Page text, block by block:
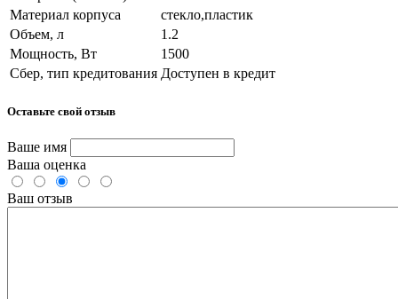
Материал корпуса
стекло,пластик
Объем, л
1.2
Мощность, Вт
1500
Сбер, тип кредитования Доступен в кредит
Оставьте свой отзыв
Ваше имя
Ваша оценка
Ваш отзыв